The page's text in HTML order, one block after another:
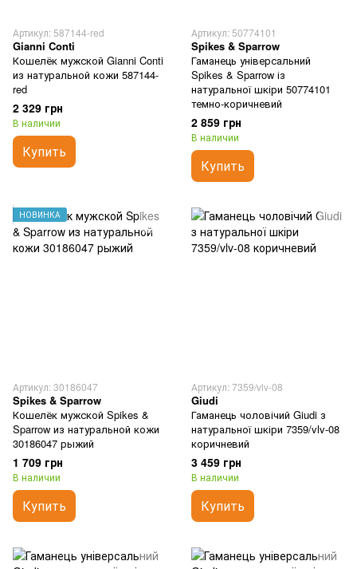
Артикул: 587144-red
Gianni Conti
Кошелёк мужской Gianni Conti
из натуральной кожи 587144-
red
2 329 грн
В наличии
Купить
Артикул: 50774101
Spikes & Sparrow
Гаманець універсальний
Spikes & Sparrow із
натуральної шкіри 50774101
темно-коричневий
2 859 грн
В наличии
Купить
НОВИНКА
Артикул: 30186047
Spikes & Sparrow
Кошелёк мужской Spikes &
Sparrow из натуральной кожи
30186047 рыжий
1 709 грн
В наличии
Купить
Артикул: 7359/vlv-08
Giudi
Гаманець чоловічий Giudi з
натуральної шкіри 7359/vlv-08
коричневий
3 459 грн
В наличии
Купить